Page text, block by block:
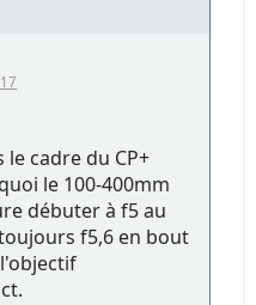
le cadre du CP+
le 100-400mm
débuter à f5 au
f5,6 en bout